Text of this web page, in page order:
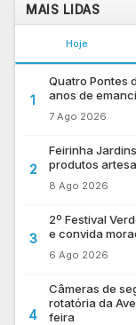
MAIS LIDAS
Hoje
1
Quatro Pontes
anos de
7 Ago 2026
2
Feirinha
produtos
8 Ago 2026
3
2º Festival
e convida
6 Ago 2026
4
Câmeras de
rotatória da
feira